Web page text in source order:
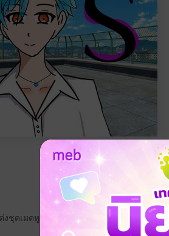
งชุดเมดหูกระต่ายไปขายขนมร้านที่ผมกับพี่